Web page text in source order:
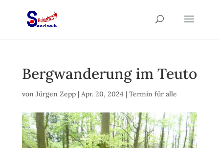
Bergwanderung im Teuto
von Jürgen Zepp| Apr. 20, 2024 | Termin für alle